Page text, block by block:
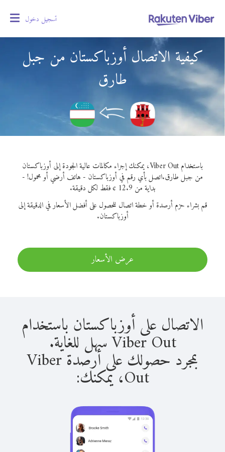
تسجيل دخول
كيفية الاتصال أوزباكستان من جبل
طارق
باستخدام Viber Out، يمكنك إجراء مكالمات عالية الجودة إلى أوزباكستان
من جبل طارق.اتصل بأي رقم في أوزباكستان - هاتف أرضي أو محمول! -
بداية من 12.9 ¢ فقط لكل دقيقة.
قم بشراء حزم أرصدة أو خطة اتصال للحصول على أفضل الأسعار في الدقيقة إلى
أوزباكستان.
عرض الأسعار
الاتصال على أوزباكستان باستخدام
Viber Out سهل للغاية.
بمجرد حصولك على أرصدة Viber
Out، يمكنك: